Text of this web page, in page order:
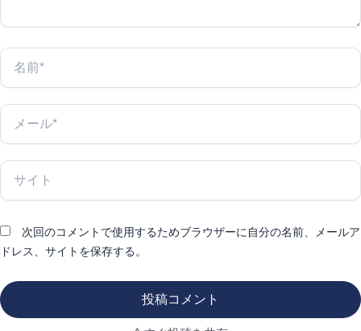
名
*
メ
ル
*
サ
ト
次回のコメントで使用するためブラウザーに自分の名前、メールア
ドレス、サイトを保存する。